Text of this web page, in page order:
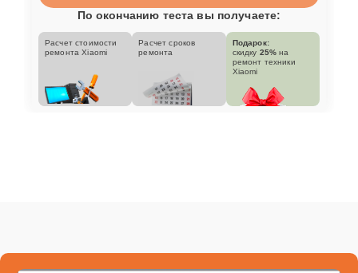
По окончанию теста вы получаете:
Расчет стоимости
ремонта Xiaomi
Расчет сроков
ремонта
Подарок:
скидку 25% на
ремонт техники
Xiaomi